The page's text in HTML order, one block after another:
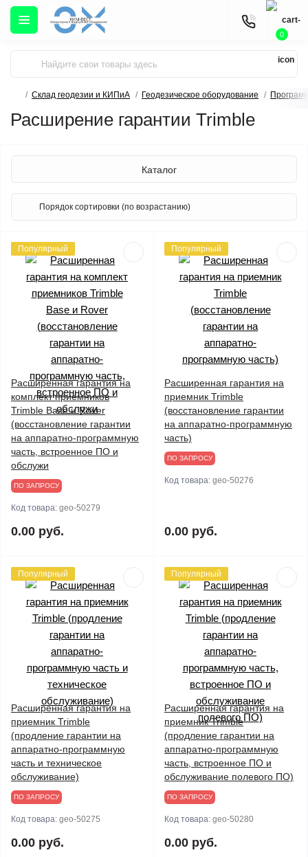
0
Склад геодезии и КИПиА Геодезическое оборудование
Расширение гарантии Trimble
Каталог
Популярный
Расширенная гарантия на
комплект приемников
Trimble Base и Rover
(восстановление гарантии
на аппаратно-программную
часть, встроенное ПО и
обслужи
ПО ЗАПРОСУ
Код товара: geo-50279
0.00 руб.
Популярный
Расширенная гарантия на
приемник Trimble
(восстановление гарантии
на аппаратно-программную
часть)
ПО ЗАПРОСУ
Код товара: geo-50276
0.00 руб.
Популярный
Расширенная гарантия на
приемник Trimble
(продление гарантии на
аппаратно-программную
часть и техническое
обслуживание)
ПО ЗАПРОСУ
Код товара: geo-50275
0.00 руб.
Популярный
Расширенная гарантия на
приемник Trimble
(продление гарантии на
аппаратно-программную
часть, встроенное ПО и
обслуживание полевого ПО)
ПО ЗАПРОСУ
Код товара: geo-50280
0.00 руб.